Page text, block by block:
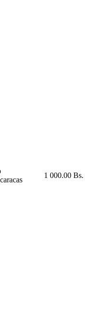
caracas
1 000.00 Bs.